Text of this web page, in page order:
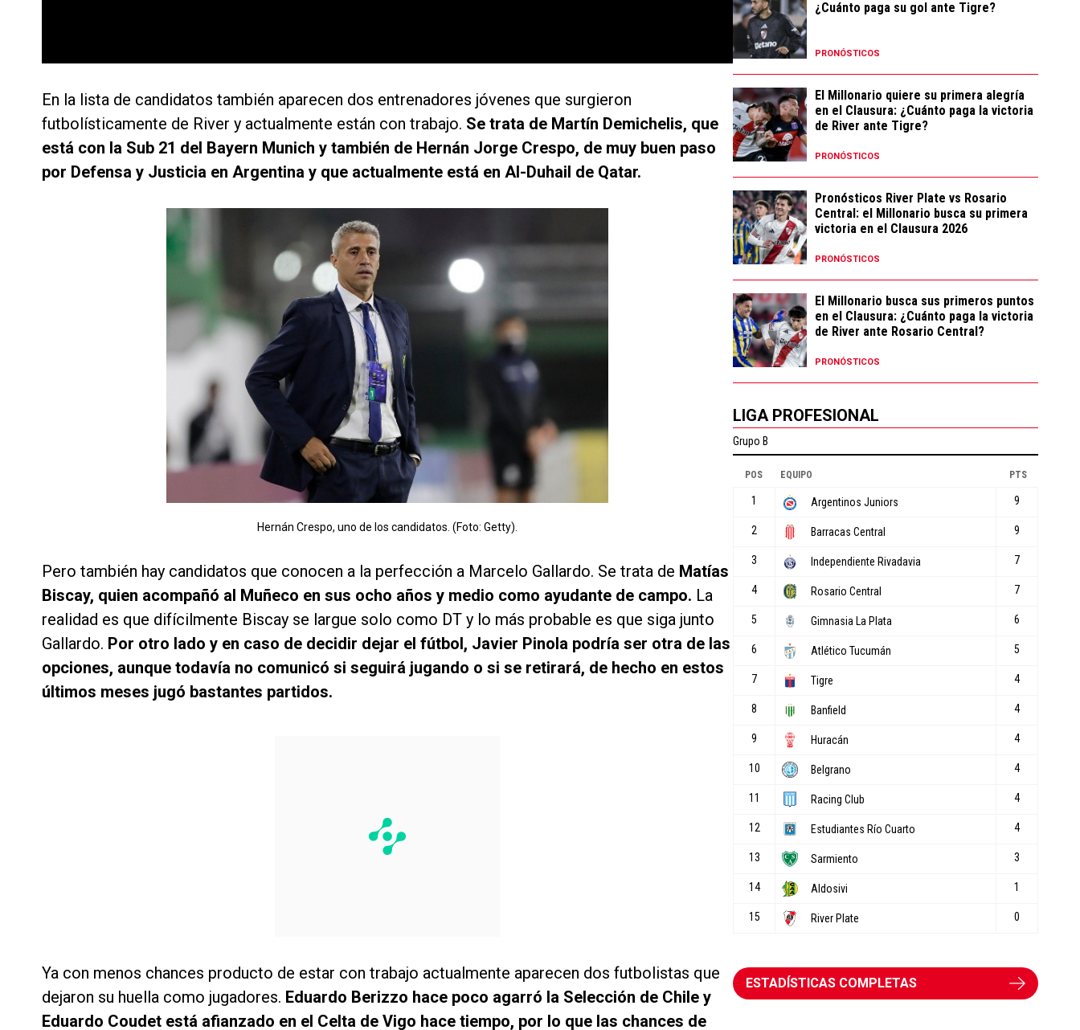
En la lista de candidatos también aparecen dos entrenadores jóvenes que surgieron
futbolísticamente de River y actualmente están con trabajo. Se trata de Martín Demichelis, que
está con la Sub 21 del Bayern Munich y también de Hernán Jorge Crespo, de muy buen paso
por Defensa y Justicia en Argentina y que actualmente está en Al-Duhail de Qatar.
Hernán Crespo, uno de los candidatos. (Foto: Getty).
Pero también hay candidatos que conocen a la perfección a Marcelo Gallardo. Se trata de Matías
Biscay, quien acompañó al Muñeco en sus ocho años y medio como ayudante de campo. La
realidad es que difícilmente Biscay se largue solo como DT y lo más probable es que siga junto
Gallardo. Por otro lado y en caso de decidir dejar el fútbol, Javier Pinola podría ser otra de las
opciones, aunque todavía no comunicó si seguirá jugando o si se retirará, de hecho en estos
últimos meses jugó bastantes partidos.
Ya con menos chances producto de estar con trabajo actualmente aparecen dos futbolistas que
dejaron su huella como jugadores. Eduardo Berizzo hace poco agarró la Selección de Chile y
Eduardo Coudet está afianzado en el Celta de Vigo hace tiempo, por lo que las chances de
¿Cuánto paga su gol ante Tigre?
PRONÓSTICOS
El Millonario quiere su primera alegría
en el Clausura: ¿Cuánto paga la victoria
de River ante Tigre?
PRONÓSTICOS
Pronósticos River Plate vs Rosario
Central: el Millonario busca su primera
victoria en el Clausura 2026
PRONÓSTICOS
El Millonario busca sus primeros puntos
en el Clausura: ¿Cuánto paga la victoria
de River ante Rosario Central?
PRONÓSTICOS
LIGA PROFESIONAL
ESTADÍSTICAS COMPLETAS